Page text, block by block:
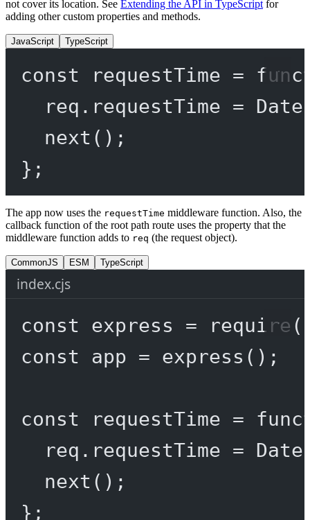
not cover its location. See Extending the API in TypeScript for
adding other custom properties and methods.
JavaScript TypeScript
const requestTime =
req.requestTime =
next ();
};
The app now uses the requestTime middleware function. Also, the
callback function of the root path route uses the property that the
middleware function adds to req (the request object).
CommonJS ESM TypeScript
index.cjs
const express = require (
const
app = express ();
const requestTime =
req.requestTime =
next ();
};